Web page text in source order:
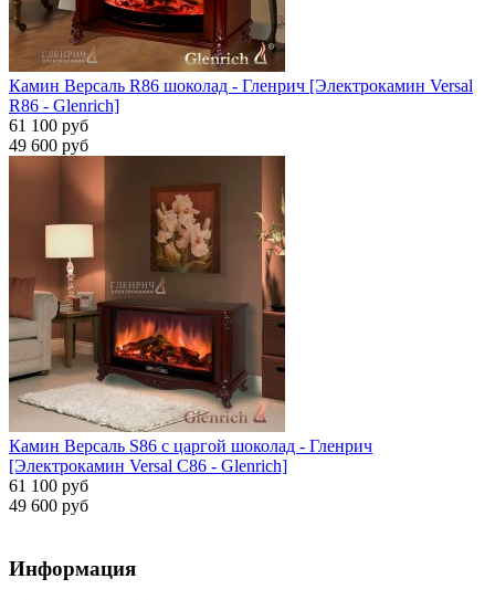
Камин Версаль R86 шоколад - Гленрич [Электрокамин Versal
R86 - Glenrich]
61 100 руб
49 600 руб
Камин Версаль S86 с царгой шоколад - Гленрич
[Электрокамин Versal С86 - Glenrich]
61 100 руб
49 600 руб
Информация